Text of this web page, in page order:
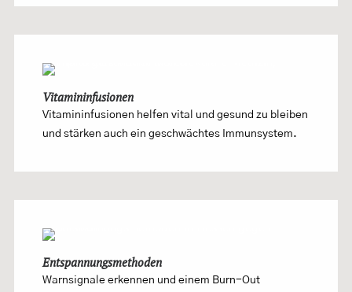
Vitamininfusionen
Vitamininfusionen helfen vital und gesund zu bleiben
und stärken auch ein geschwächtes Immunsystem.
Entspannungsmethoden
Warnsignale erkennen und einem Burn-Out